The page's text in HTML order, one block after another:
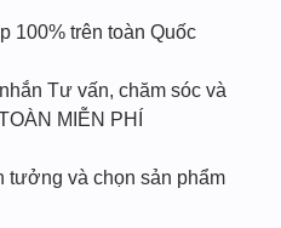
100% trên toàn Quốc
Tư vấn, chăm sóc và
MIỄN PHÍ
tưởng và chọn sản phẩm